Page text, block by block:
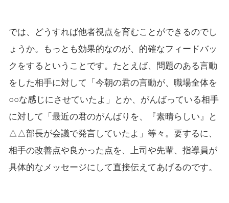
では、どうすれば他者視点を育むことができるのでし
ょうか。もっとも効果的なのが、的確なフィードバッ
クをするということです。たとえば、問題のある言動
をした相手に対して「今朝の君の言動が、職場全体を
○○な感じにさせていたよ」とか、がんばっている相手
に対して「最近の君のがんばりを、『素晴らしい』と
△△部長が会議で発言していたよ」等々。要するに、
相手の改善点や良かった点を、上司や先輩、指導員が
具体的なメッセージにして直接伝えてあげるのです。